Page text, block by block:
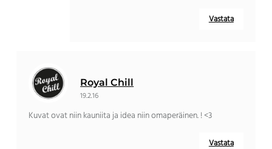
Vastata
Royal Chill
19.2.16
Kuvat ovat niin kauniita ja idea niin omaperäinen. ! <3
Vastata